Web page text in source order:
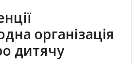
організація
дитячу